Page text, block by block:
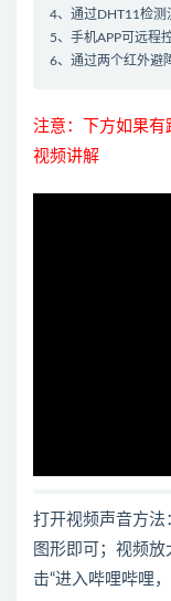
4、通过DHT11检测
5、手机APP可远程
6、通过两个红外避
注意：下方如果有
视频讲解
打开视频声音方法
图形即可；视频
击“进入哔哩哔哩